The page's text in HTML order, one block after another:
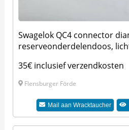
Swagelok QC4 connector
reserveonderdelendoos,
35€ inclusief verzendkosten
Flensburger Förde
Mail aan Wracktaucher